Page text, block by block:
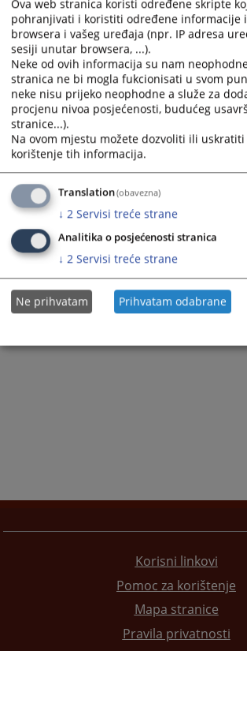
Na sastanku je razmatran izvještaj o radu
period od 01. januara 2025. godine pa do 30.
godine.
Tokom sastanka izvršena je razmjena
cilju daljeg unapređenja povjerenja
sistem.
Prikazana vijest je na
225
Korisni linkovi
Pomoc za korištenje
Mapa stranice
Pravila privatnosti
Ova web stranica koristi određene skripte
pohranjivati i koristiti određene informacije
browsera i vašeg uređaja (npr. IP adresa
sesiji unutar browsera, ...).
Neke od ovih informacija su nam
stranica ne bi mogla fukcionisati u svom
neke nisu prijeko neophodne a služe za
procjenu nivoa posjećenosti, budućeg
stranice...).
Na ovom mjestu možete dozvoliti ili uskratiti
korištenje tih informacija.
Translation(obavezna)
↓ 2 Servisi treće strane
Analitika o posjećenosti stranica
↓ 2 Servisi treće strane
Ne prihvatam Prihvatam odabrane